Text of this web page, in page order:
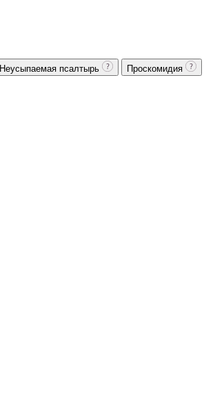
Неусыпаемая псалтырь Проскомидия